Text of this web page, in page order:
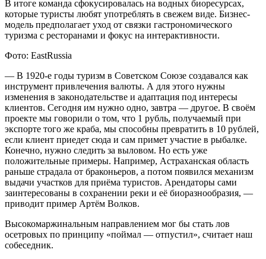
В итоге команда сфокусировалась на водных биоресурсах,
которые туристы любят употреблять в свежем виде. Бизнес-
модель предполагает уход от связки гастрономического
туризма с ресторанами и фокус на интерактивности.
Фото: EastRussia
— В 1920-е годы туризм в Советском Союзе создавался как
инструмент привлечения валюты. А для этого нужны
изменения в законодательстве и адаптация под интересы
клиентов. Сегодня им нужно одно, завтра — другое. В своём
проекте мы говорили о том, что 1 рубль, получаемый при
экспорте того же краба, мы способны превратить в 10 рублей,
если клиент приедет сюда и сам примет участие в рыбалке.
Конечно, нужно следить за выловом. Но есть уже
положительные примеры. Например, Астраханская область
раньше страдала от браконьеров, а потом появился механизм
выдачи участков для приёма туристов. Арендаторы сами
заинтересованы в сохранении реки и её биоразнообразия, —
приводит пример Артём Волков.
Высокомаржинальным направлением мог бы стать лов
осетровых по принципу «поймал — отпустил», считает наш
собеседник.